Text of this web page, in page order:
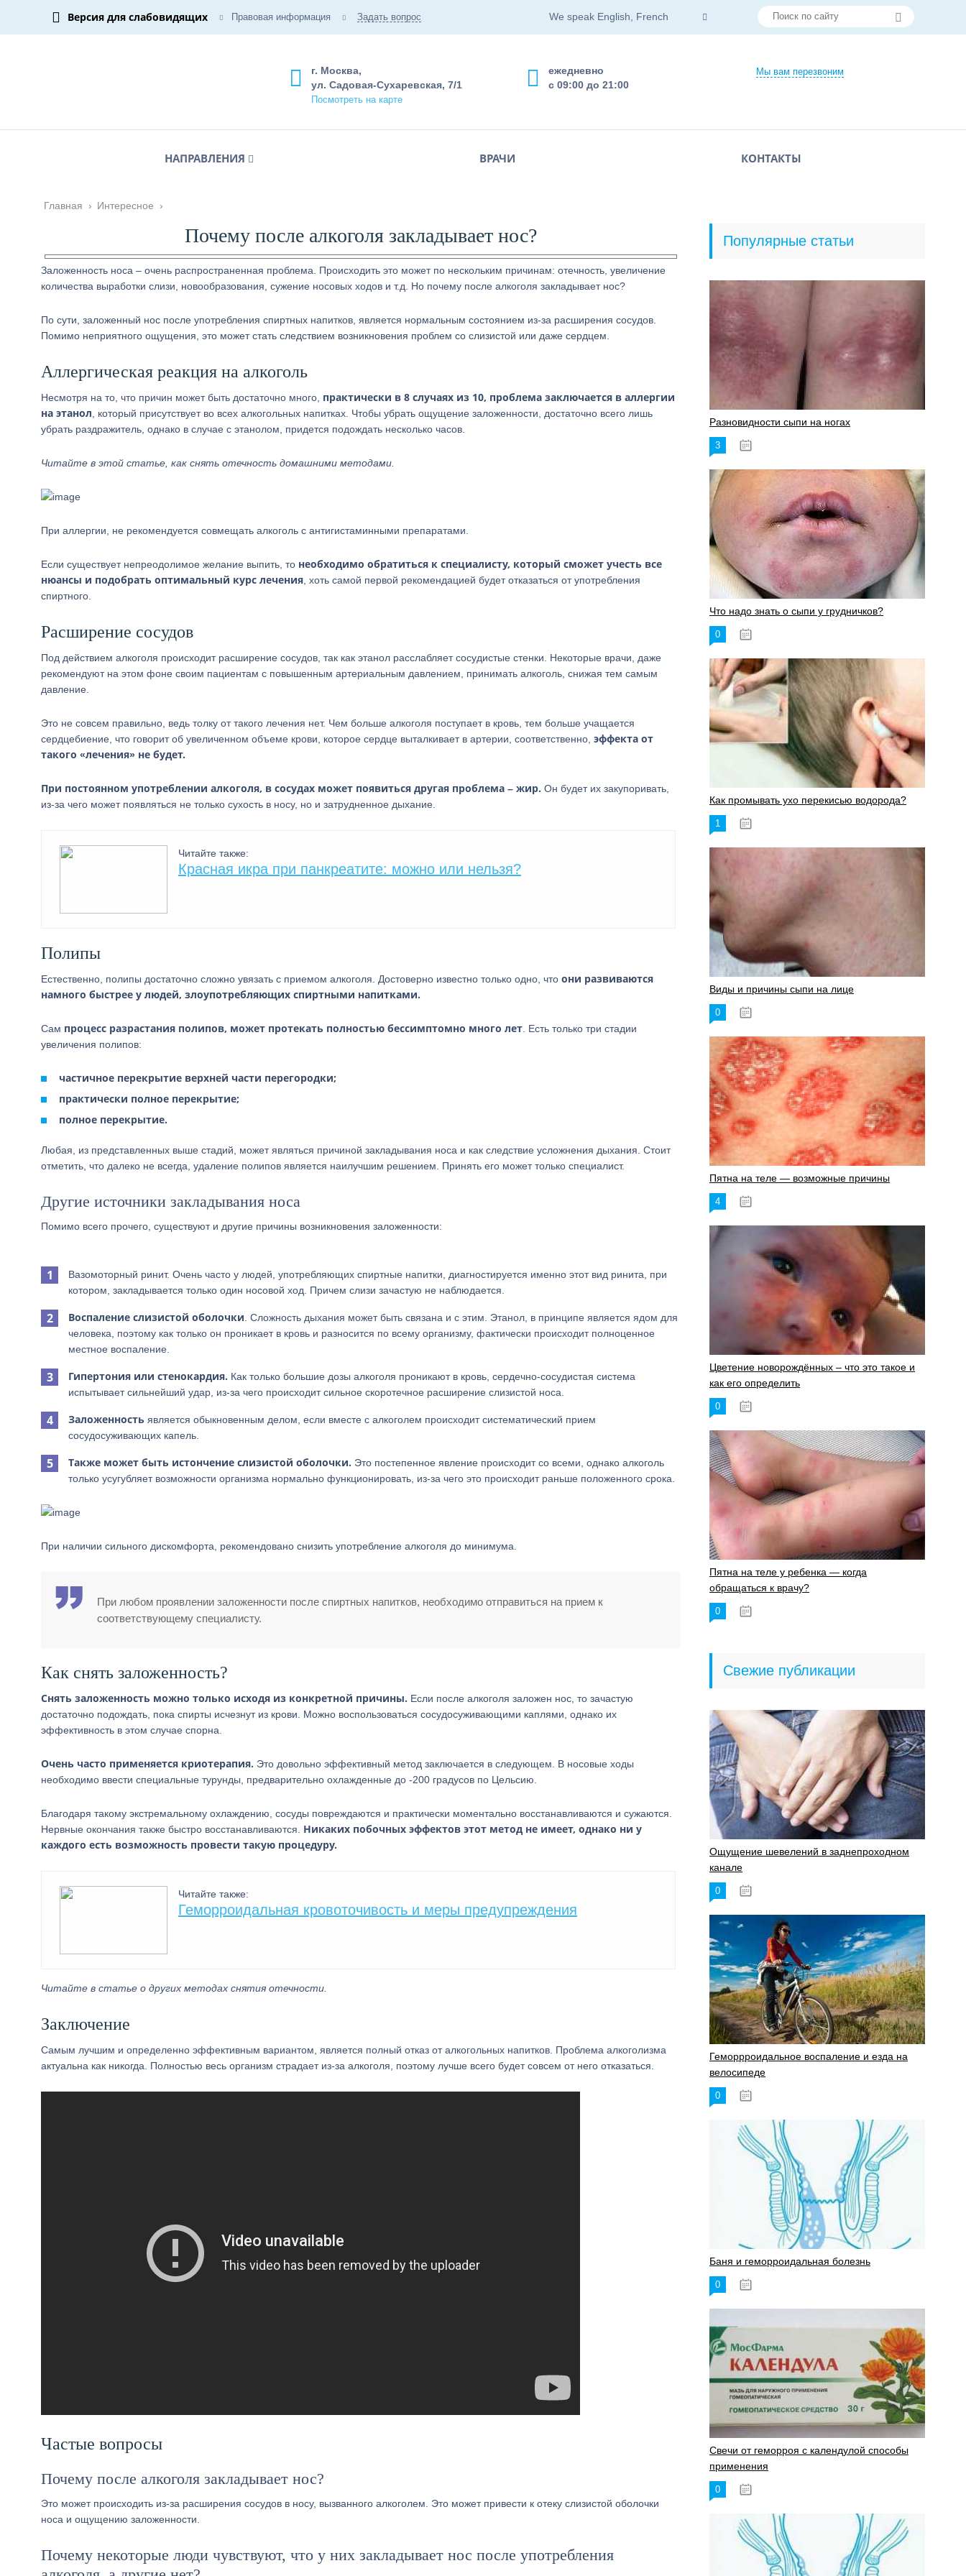
Версия для слабовидящих Правовая информация Задать вопрос We speak English, French
Мы вам перезвоним
ежедневно
с 09:00 до 21:00
г. Москва,
ул. Садовая-Сухаревская, 7/1
Посмотреть на карте
НАПРАВЛЕНИЯ ВРАЧИ КОНТАКТЫ
Главная › Интересное ›
Почему после алкоголя закладывает нос?
Заложенность носа – очень распространенная проблема. Происходить это может по нескольким причинам: отечность, увеличение
количества выработки слизи, новообразования, сужение носовых ходов и т.д. Но почему после алкоголя закладывает нос?
По сути, заложенный нос после употребления спиртных напитков, является нормальным состоянием из-за расширения сосудов.
Помимо неприятного ощущения, это может стать следствием возникновения проблем со слизистой или даже сердцем.
Аллергическая реакция на алкоголь
Несмотря на то, что причин может быть достаточно много, практически в 8 случаях из 10, проблема заключается в аллергии
на этанол , который присутствует во всех алкогольных напитках. Чтобы убрать ощущение заложенности, достаточно всего лишь
убрать раздражитель, однако в случае с этанолом, придется подождать несколько часов.
Читайте в этой статье, как снять отечность домашними методами.
При аллергии, не рекомендуется совмещать алкоголь с антигистаминными препаратами.
Если существует непреодолимое желание выпить, то необходимо обратиться к специалисту, который сможет учесть все
нюансы и подобрать оптимальный курс лечения , хоть самой первой рекомендацией будет отказаться от употребления
спиртного.
Расширение сосудов
Под действием алкоголя происходит расширение сосудов, так как этанол расслабляет сосудистые стенки. Некоторые врачи, даже
рекомендуют на этом фоне своим пациентам с повышенным артериальным давлением, принимать алкоголь, снижая тем самым
давление.
Это не совсем правильно, ведь толку от такого лечения нет. Чем больше алкоголя поступает в кровь, тем больше учащается
сердцебиение, что говорит об увеличенном объеме крови, которое сердце выталкивает в артерии, соответственно, эффекта от
такого «лечения» не будет.
При постоянном употреблении алкоголя, в сосудах может появиться другая проблема – жир. Он будет их закупоривать,
из-за чего может появляться не только сухость в носу, но и затрудненное дыхание.
Читайте также:
Красная икра при панкреатите: можно или нельзя?
Полипы
Естественно, полипы достаточно сложно увязать с приемом алкоголя. Достоверно известно только одно, что они развиваются
намного быстрее у людей, злоупотребляющих спиртными напитками.
Сам процесс разрастания полипов, может протекать полностью бессимптомно много лет . Есть только три стадии
увеличения полипов:
частичное перекрытие верхней части перегородки;
практически полное перекрытие;
полное перекрытие.
Любая, из представленных выше стадий, может являться причиной закладывания носа и как следствие усложнения дыхания. Стоит
отметить, что далеко не всегда, удаление полипов является наилучшим решением. Принять его может только специалист.
Другие источники закладывания носа
Помимо всего прочего, существуют и другие причины возникновения заложенности:
Вазомоторный ринит. Очень часто у людей, употребляющих спиртные напитки, диагностируется именно этот вид ринита, при
котором, закладывается только один носовой ход. Причем слизи зачастую не наблюдается.
Воспаление слизистой оболочки . Сложность дыхания может быть связана и с этим. Этанол, в принципе является ядом для
человека, поэтому как только он проникает в кровь и разносится по всему организму, фактически происходит полноценное
местное воспаление.
Гипертония или стенокардия. Как только большие дозы алкоголя проникают в кровь, сердечно-сосудистая система
испытывает сильнейший удар, из-за чего происходит сильное скоротечное расширение слизистой носа.
Заложенность является обыкновенным делом, если вместе с алкоголем происходит систематический прием
сосудосуживающих капель.
Также может быть истончение слизистой оболочки. Это постепенное явление происходит со всеми, однако алкоголь
только усугубляет возможности организма нормально функционировать, из-за чего это происходит раньше положенного срока.
При наличии сильного дискомфорта, рекомендовано снизить употребление алкоголя до минимума.
При любом проявлении заложенности после спиртных напитков, необходимо отправиться на прием к
соответствующему специалисту.
Как снять заложенность?
Снять заложенность можно только исходя из конкретной причины. Если после алкоголя заложен нос, то зачастую
достаточно подождать, пока спирты исчезнут из крови. Можно воспользоваться сосудосуживающими каплями, однако их
эффективность в этом случае спорна.
Очень часто применяется криотерапия. Это довольно эффективный метод заключается в следующем. В носовые ходы
необходимо ввести специальные турунды, предварительно охлажденные до -200 градусов по Цельсию.
Благодаря такому экстремальному охлаждению, сосуды повреждаются и практически моментально восстанавливаются и сужаются.
Нервные окончания также быстро восстанавливаются. Никаких побочных эффектов этот метод не имеет, однако ни у
каждого есть возможность провести такую процедуру.
Читайте также:
Геморроидальная кровоточивость и меры предупреждения
Читайте в статье о других методах снятия отечности.
Заключение
Самым лучшим и определенно эффективным вариантом, является полный отказ от алкогольных напитков. Проблема алкоголизма
актуальна как никогда. Полностью весь организм страдает из-за алкоголя, поэтому лучше всего будет совсем от него отказаться.
Частые вопросы
Почему после алкоголя закладывает нос?
Это может происходить из-за расширения сосудов в носу, вызванного алкоголем. Это может привести к отеку слизистой оболочки
носа и ощущению заложенности.
Почему некоторые люди чувствуют, что у них закладывает нос после употребления
Популярные статьи
Разновидности сыпи на ногах
3
Что надо знать о сыпи у грудничков?
0
Как промывать ухо перекисью водорода?
1
Виды и причины сыпи на лице
0
Пятна на теле — возможные причины
4
Цветение новорождённых – что это такое и
как его определить
0
Пятна на теле у ребенка — когда
обращаться к врачу?
0
Свежие публикации
Ощущение шевелений в заднепроходном
канале
0
Геморрроидальное воспаление и езда на
велосипеде
0
Баня и геморроидальная болезнь
0
Свечи от геморроя с календулой способы
применения
0